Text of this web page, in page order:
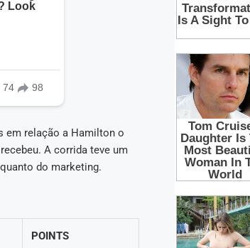
em relação a Hamilton o
A corrida teve um
do marketing.
POINTS